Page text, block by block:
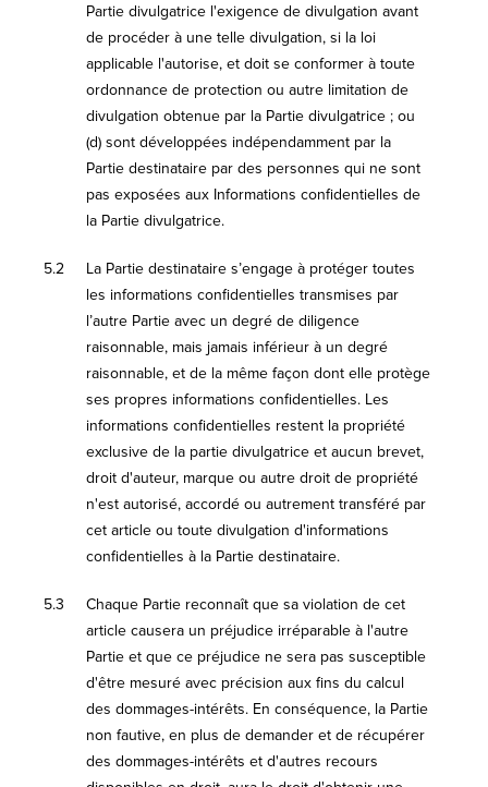
Partie divulgatrice l'exigence de divulgation avant
de procéder à une telle divulgation, si la loi
applicable l'autorise, et doit se conformer à toute
ordonnance de protection ou autre limitation de
divulgation obtenue par la Partie divulgatrice ; ou
(d) sont développées indépendamment par la
Partie destinataire par des personnes qui ne sont
pas exposées aux Informations confidentielles de
la Partie divulgatrice.
5.2
La Partie destinataire s’engage à protéger toutes
les informations confidentielles transmises par
l’autre Partie avec un degré de diligence
raisonnable, mais jamais inférieur à un degré
raisonnable, et de la même façon dont elle protège
ses propres informations confidentielles. Les
informations confidentielles restent la propriété
exclusive de la partie divulgatrice et aucun brevet,
droit d'auteur, marque ou autre droit de propriété
n'est autorisé, accordé ou autrement transféré par
cet article ou toute divulgation d'informations
confidentielles à la Partie destinataire.
5.3
Chaque Partie reconnaît que sa violation de cet
article causera un préjudice irréparable à l'autre
Partie et que ce préjudice ne sera pas susceptible
d'être mesuré avec précision aux fins du calcul
des dommages-intérêts. En conséquence, la Partie
non fautive, en plus de demander et de récupérer
des dommages-intérêts et d'autres recours